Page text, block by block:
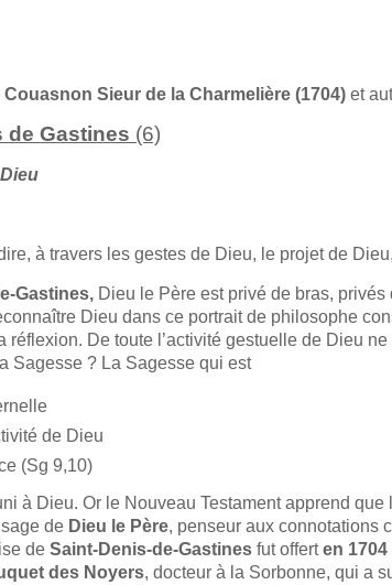
Couasnon Sieur de la Charmelière (1704) et
de Gastines (6)
à travers les gestes de Dieu, le projet de
Gastines, Dieu le Père est privé de bras,
Dieu dans ce portrait de philosophe
réflexion. De toute l’activité gestuelle de Dieu
Sagesse ? La Sagesse qui est
de Dieu
(Sg 9,10)
à Dieu. Or le Nouveau Testament apprend
de Dieu le Père, penseur aux connotations
de Saint-Denis-de-Gastines fut offerten
des Noyers, docteur à la Sorbonne, qui a